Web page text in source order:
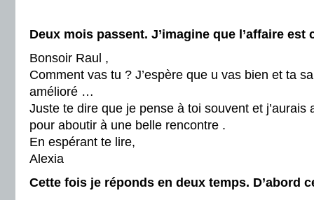
Deux mois passent. J’imagine que l’affaire est
Bonsoir Raul ,
Comment vas tu ? J’espère que u vas bien et ta
amélioré …
Juste te dire que je pense à toi souvent et j’aurais
pour aboutir à une belle rencontre .
En espérant te lire,
Alexia
Cette fois je réponds en deux temps. D’abord